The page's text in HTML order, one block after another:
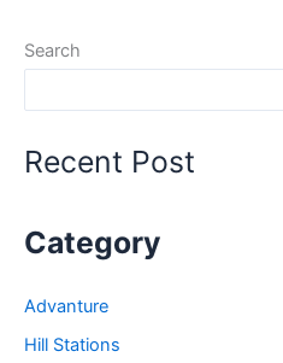
–
India
Search
Recent Post
Category
Advanture
Hill Stations